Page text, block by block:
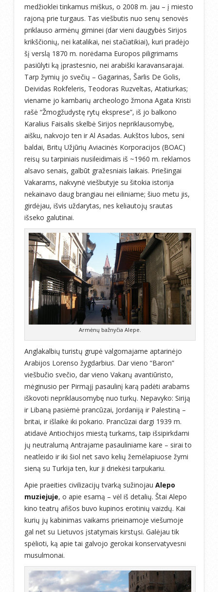
medžioklei tinkamus miškus, o 2008 m. jau – į miesto
rajoną prie turgaus. Tas viešbutis nuo senų senovės
priklauso armėnų giminei (dar vieni daugybės Sirijos
krikščionių, nei katalikai, nei stačiatikiai), kuri pradėjo
šį verslą 1870 m. norėdama Europos piligrimams
pasiūlyti ką įprastesnio, nei arabiški karavansarajai.
Tarp žymių jo svečių – Gagarinas, Šarlis De Golis,
Deividas Rokfeleris, Teodoras Ruzveltas, Atatiurkas;
viename jo kambarių archeologo žmona Agata Kristi
rašė “Žmogžudystę rytų eksprese”, iš jo balkono
Karalius Faisalis skelbė Sirijos nepriklausomybę,
aišku, nakvojo ten ir Al Asadas. Aukštos lubos, seni
baldai, Britų Užjūrių Aviacinės Korporacijos (BOAC)
reisų su tarpiniais nusileidimais iš ~1960 m. reklamos
alsavo senais, galbūt gražesniais laikais. Priešingai
Vakarams, nakvynė viešbutyje su šitokia istorija
nekainavo daug brangiau nei eiliniame; šiuo metu jis,
girdėjau, išvis uždarytas, nes keliautojų srautas
išseko galutinai.
Armėnų bažnyčia Alepe.
Anglakalbių turistų grupė valgomajame aptarinėjo
Arabijos Lorenso žygdarbius. Dar vieno “Baron”
viešbučio svečio, dar vieno Vakarų avantiūristo,
mėginusio per Pirmąjį pasaulinį karą padėti arabams
iškovoti nepriklausomybę nuo turkų. Nepavyko: Siriją
ir Libaną pasiėmė prancūzai, Jordaniją ir Palestiną –
britai, ir išlaikė iki pokario. Prancūzai dargi 1939 m.
atidavė Antiochijos miestą turkams, taip išsipirkdami
jų neutralumą Antrajame pasauliniame kare – sirai to
neatleido ir iki šiol net savo kelių žemėlapiuose žymi
sieną su Turkija ten, kur ji driekėsi tarpukariu.
Apie praeities civilizacijų tvarką sužinojau Alepo
muziejuje, o apie esamą – vėl iš detalių. Štai Alepo
kino teatrų afišos buvo kupinos erotinių vaizdų. Kai
kurių jų kabinimas vaikams prieinamoje viešumoje
gal net su Lietuvos įstatymais kirstųsi. Galėjau tik
spėlioti, ką apie tai galvojo gerokai konservatyvesni
musulmonai.